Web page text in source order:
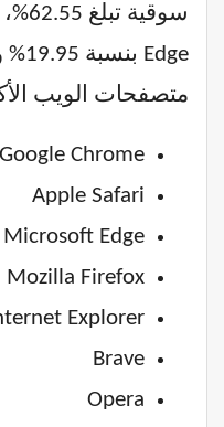
متصفحات الويب
Google Chrome
Apple Safari
Microsoft Edge
Mozilla Firefox
Explorer
Brave
Opera